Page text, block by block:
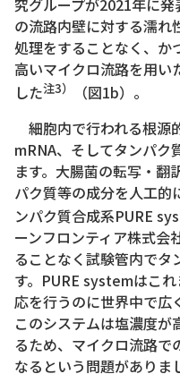
の流路内壁に対する濡れ
処理をすることなく、か
高いマイクロ流路を用い
した注3）
（図1b）。
細胞内で行われる根源
mRNA、そしてタンパク
ます。大腸菌の転写・翻
パク質等の成分を人工的
ンパク質合成系PURE
ーンフロンティア株式会
ることなく試験管内でタ
す。PURE systemはこ
応を行うのに世界中で広
このシステムは塩濃度が
るため、マイクロ流路で
なるという問題がありま